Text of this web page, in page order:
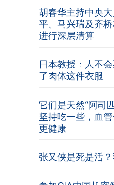
胡春华主持中央
平、马兴瑞及齐
进行深层清算
日本教授：人不
了肉体这件衣服
它们是天然“阿司
坚持吃一些，血
更健康
张又侠是死是活